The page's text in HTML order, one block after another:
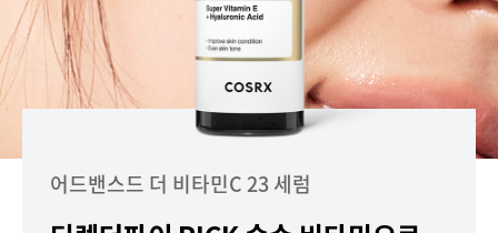
어드밴스드 더 비타민C 23 세럼